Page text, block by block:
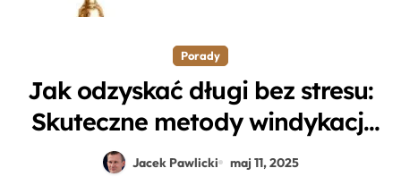
Porady
Jak odzyskać długi bez stresu:
Skuteczne metody windykacji
należności
Jacek Pawlicki maj 11, 2025